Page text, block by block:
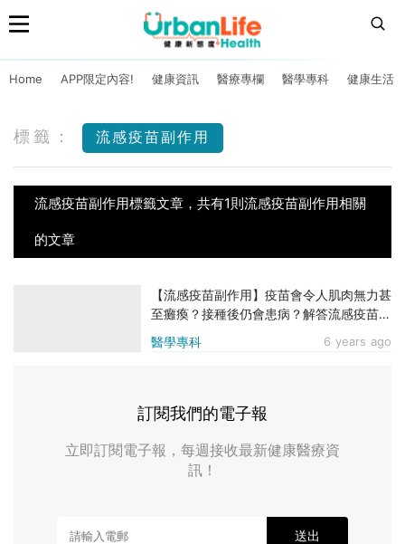
Home APP限定內容! 健康資訊 醫療專欄 醫學專科 健康生活
標籤： 流感疫苗副作用
流感疫苗副作用標籤文章，共有1則流感疫苗副作用相關
的文章
醫學專科 6 years ago
【流感疫苗副作用】疫苗會令人肌肉無力甚
至癱瘓？接種後仍會患病？解答流感疫苗7
大迷思
訂閱我們的電子報
立即訂閱電子報，每週接收最新健康醫療資
訊！
送出